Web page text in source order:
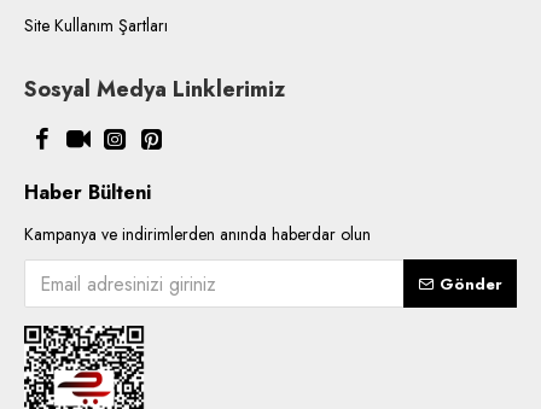
Site Kullanım Şartları
Sosyal Medya Linklerimiz
Haber Bülteni
Kampanya ve indirimlerden anında haberdar olun
Gönder